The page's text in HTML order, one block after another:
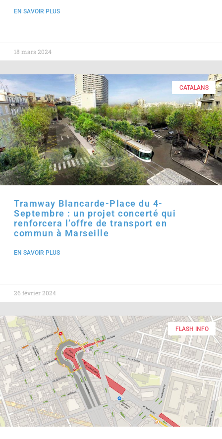
EN SAVOIR PLUS
18 mars 2024
CATALANS
Tramway Blancarde-Place du 4-
Septembre : un projet concerté qui
renforcera l’offre de transport en
commun à Marseille
EN SAVOIR PLUS
26 février 2024
FLASH INFO